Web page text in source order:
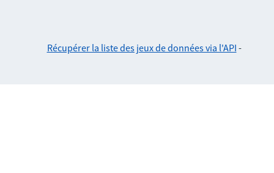
Récupérer la liste des jeux de données via l'API -